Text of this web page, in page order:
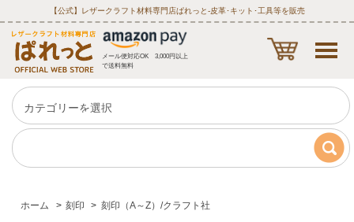
【公式】レザークラフト材料専門店ぱれっと‐皮革･キット･工具等を販売
メール便対応OK 3,000円以上
で送料無料
ホーム > 刻印 > 刻印（A～Z）/クラフト社